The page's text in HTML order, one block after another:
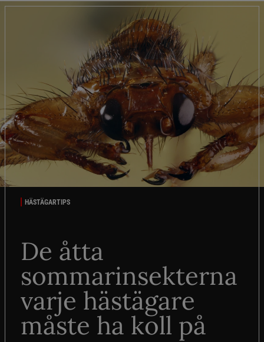
HÄSTÄGARTIPS
De åtta
sommarinsekterna
varje hästägare
måste ha koll på